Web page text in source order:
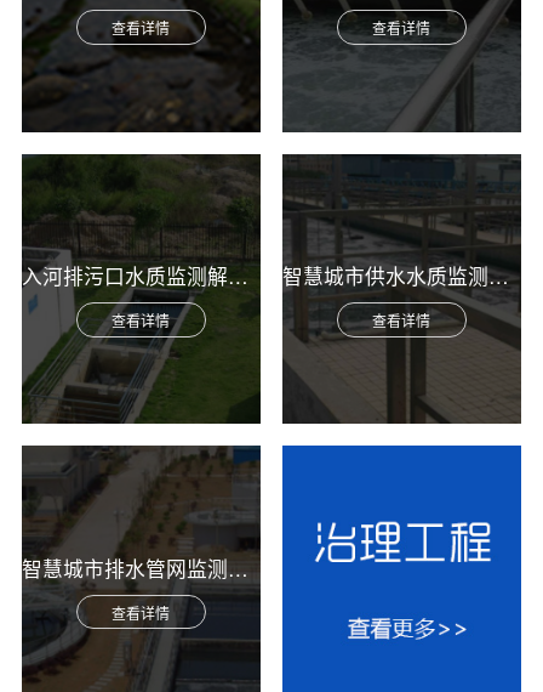
查看详情 查看详情
入河排污口水质监测解决方案
查看详情
智慧城市供水水质监测综合解决方案
查看详情
智慧城市排水管网监测综合解决方案
查看详情